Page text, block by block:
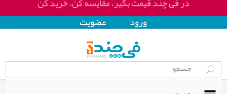
در فی چند قیمت بگیر، مقایسه کن، خرید کن
ورود
عضويت